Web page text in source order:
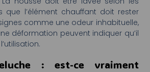
que l’élément chauffant doit rester
comme une odeur inhabituelle,
déformation peuvent indiquer qu’il
: est-ce vraiment